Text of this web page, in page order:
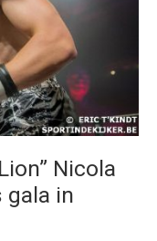
Nicola
gala in